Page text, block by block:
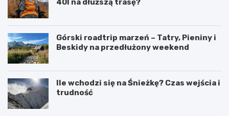
Górski roadtrip marzeń – Tatry, Pieniny i
Beskidy na przedłużony weekend
Ile wchodzi się na Śnieżkę? Czas wejścia i
trudność